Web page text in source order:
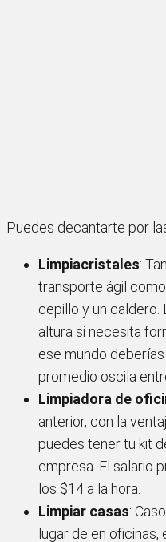
Puedes decantarte por
Limpiacristales:
transporte ágil como
cepillo y un caldero.
altura si necesita
ese mundo
promedio oscila
Limpiadora de
anterior, con la
puedes tener tu kit
empresa. El salario
los $14 a la hora.
Limpiar casas:
lugar de en oficinas,